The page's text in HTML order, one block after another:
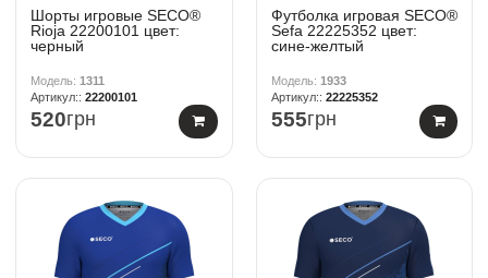
Шорты игровые SECO®
Rioja 22200101 цвет:
черный
1311
22200101
520грн
Футболка игровая SECO®
Sefa 22225352 цвет:
сине-желтый
1933
22225352
555грн